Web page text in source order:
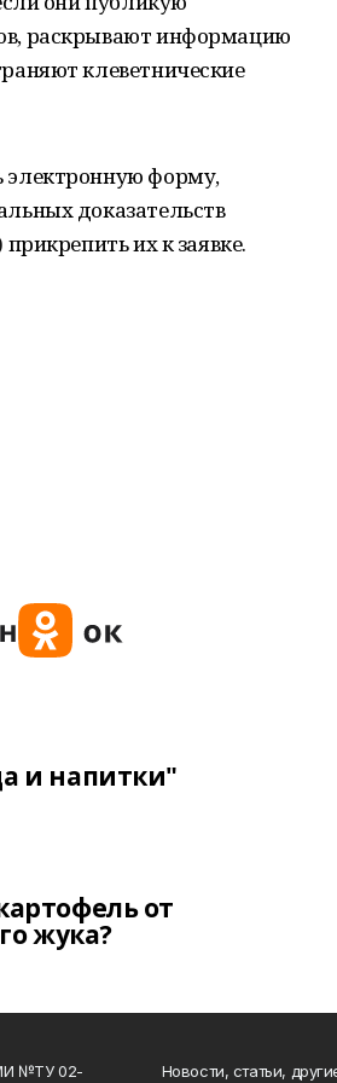
раскрывают информацию
клеветнические
электронную форму,
доказательств
их к заявке.
и напитки"
от
жука?
№ТУ 02-
Новости, статьи,